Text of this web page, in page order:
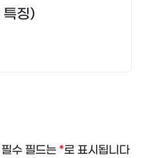
특징)
필수 필드는 *로 표시됩니다